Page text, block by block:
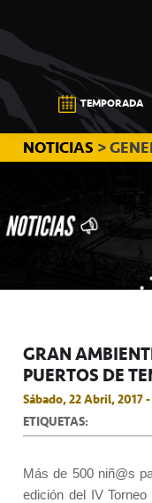
a
la
navegación
principal
al
contenido
principal
a
la
barra
lateral
principal
CB
CANARIAS
TEMPORADA
NOTICIAS >
GRAN
PUERTOS DE
Sábado, 22 Abril, 2017
ETIQUETAS:
Más de 500 niñ@s
edición del IV